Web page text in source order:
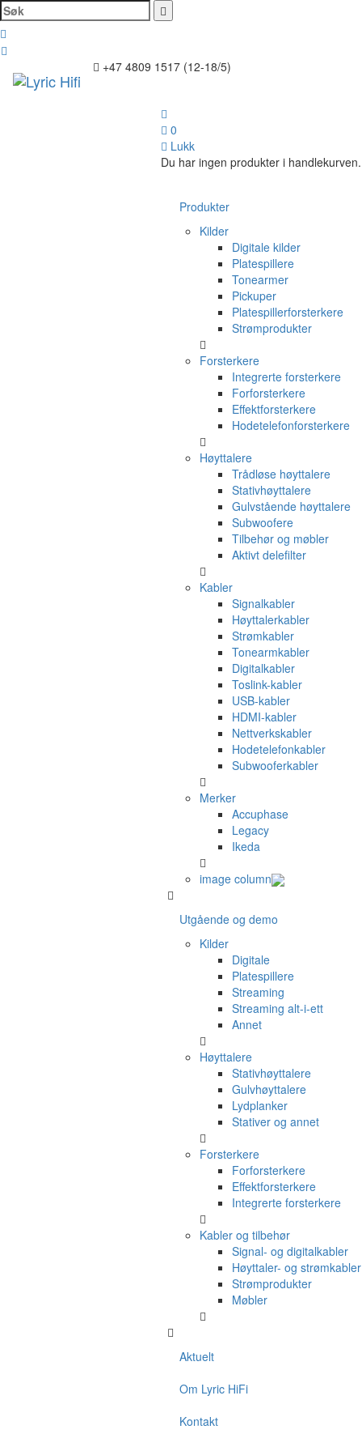
Søk
+47 4809 1517 (12-18/5)
0
Lukk
Du har ingen produkter i handlekurven.
Produkter
Kilder
Digitale kilder
Platespillere
Tonearmer
Pickuper
Platespillerforsterkere
Strømprodukter
Forsterkere
Integrerte forsterkere
Forforsterkere
Effektforsterkere
Hodetelefonforsterkere
Høyttalere
Trådløse høyttalere
Stativhøyttalere
Gulvstående høyttalere
Subwoofere
Tilbehør og møbler
Aktivt delefilter
Kabler
Signalkabler
Høyttalerkabler
Strømkabler
Tonearmkabler
Digitalkabler
Toslink-kabler
USB-kabler
HDMI-kabler
Nettverkskabler
Hodetelefonkabler
Subwooferkabler
Merker
Accuphase
Legacy
Ikeda
image column
Utgående og demo
Kilder
Digitale
Platespillere
Streaming
Streaming alt-i-ett
Annet
Høyttalere
Stativhøyttalere
Gulvhøyttalere
Lydplanker
Stativer og annet
Forsterkere
Forforsterkere
Effektforsterkere
Integrerte forsterkere
Kabler og tilbehør
Signal- og digitalkabler
Høyttaler- og strømkabler
Strømprodukter
Møbler
Aktuelt
Om Lyric HiFi
Kontakt